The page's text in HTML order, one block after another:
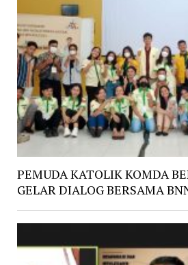
PEMUDA KATOLIK KOMDA
GELAR DIALOG BERSAMA